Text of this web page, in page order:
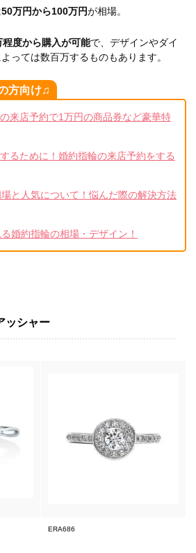
50万円から100万円が相場。
度から購入が可能で、デザインやダイ
っては数百万するものもあります。
方向け♫
来店予約で1万円の商品券など豪華特
るために！婚約指輪の来店予約をする
と人気について！悩んだ際の解決方法
婚約指輪の相場・デザイン！
ッシャー
ERA686